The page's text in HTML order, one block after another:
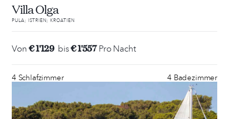
Villa Olga
PULA; ISTRIEN; KROATIEN
Von€ 1'129 bis€ 1'557Pro Nacht
4 Schlafzimmer 4 Badezimmer